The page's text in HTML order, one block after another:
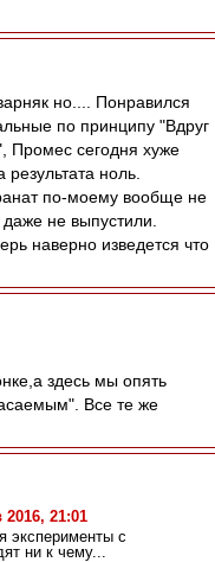
но.... Понравился
по принципу "Вдруг
Промес сегодня хуже
ноль.
по-моему вообще не
не выпустили.
наверно изведется что
здесь мы опять
Все те же
2016, 21:01
эксперименты с
ни к чему...